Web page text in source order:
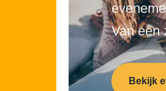
Van een
Bekijk